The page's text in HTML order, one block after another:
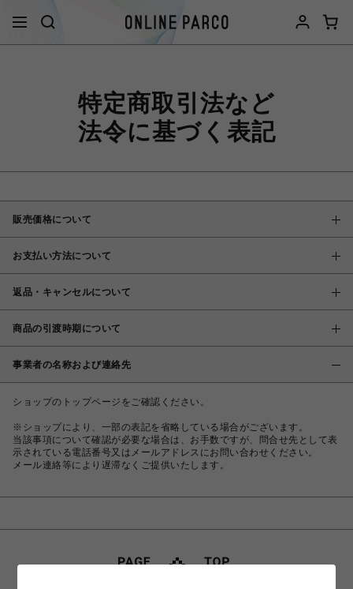
特定商取引法など
法令に基づく表記
販売価格について
お支払い方法について
返品・キャンセルについて
商品の引渡時期について
事業者の名称および連絡先
ショップのトップページをご確認ください。
※ショップにより、一部の表記を省略している場合がございます。
当該事項について確認が必要な場合は、お手数ですが、問合せ先として表
示されている電話番号又はメールアドレスにお問い合わせください。
メール連絡等により遅滞なくご提供いたします。